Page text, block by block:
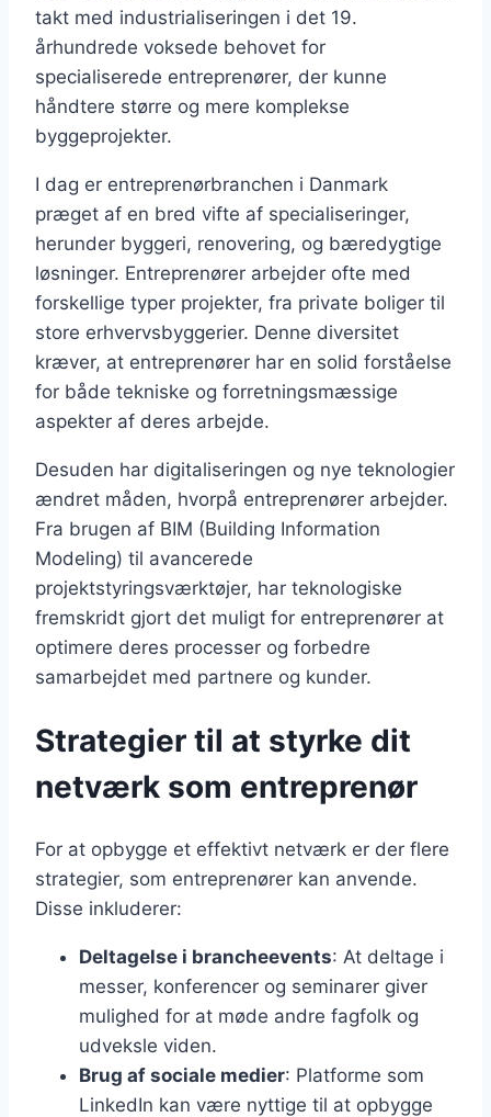
takt med industrialiseringen i det 19.
århundrede voksede behovet for
specialiserede entreprenører, der kunne
håndtere større og mere komplekse
byggeprojekter.
I dag er entreprenørbranchen i Danmark
præget af en bred vifte af specialiseringer,
herunder byggeri, renovering, og bæredygtige
løsninger. Entreprenører arbejder ofte med
forskellige typer projekter, fra private boliger til
store erhvervsbyggerier. Denne diversitet
kræver, at entreprenører har en solid forståelse
for både tekniske og forretningsmæssige
aspekter af deres arbejde.
Desuden har digitaliseringen og nye teknologier
ændret måden, hvorpå entreprenører arbejder.
Fra brugen af BIM (Building Information
Modeling) til avancerede
projektstyringsværktøjer, har teknologiske
fremskridt gjort det muligt for entreprenører at
optimere deres processer og forbedre
samarbejdet med partnere og kunder.
Strategier til at styrke dit
netværk som entreprenør
For at opbygge et effektivt netværk er der flere
strategier, som entreprenører kan anvende.
Disse inkluderer:
Deltagelse i brancheevents: At deltage i
messer, konferencer og seminarer giver
mulighed for at møde andre fagfolk og
udveksle viden.
Brug af sociale medier: Platforme som
LinkedIn kan være nyttige til at opbygge